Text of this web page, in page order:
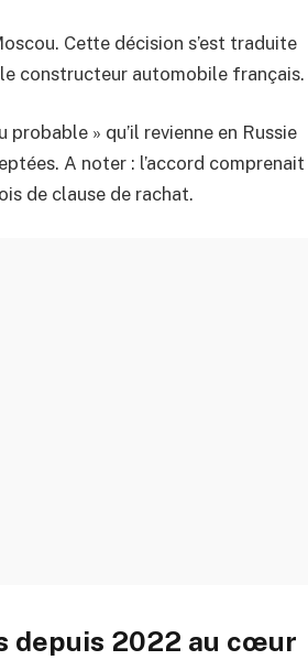
Cette décision s’est traduite
constructeur automobile français.
» qu’il revienne en Russie
A noter : l’accord comprenait
de clause de rachat.
depuis 2022 au cœur